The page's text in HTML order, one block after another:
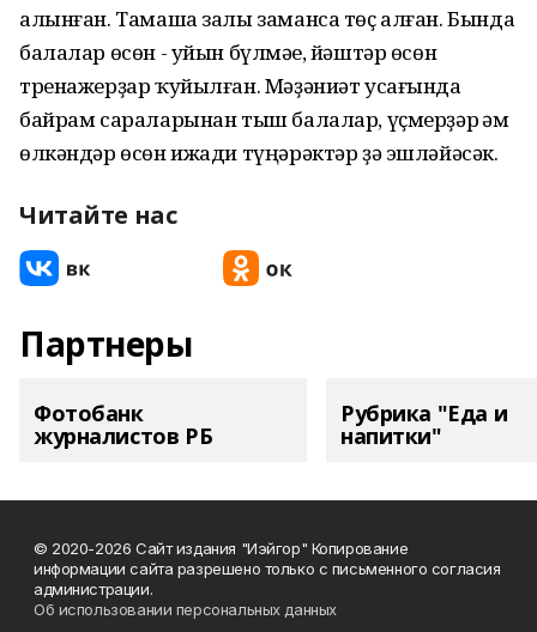
алынған. Тамаша залы заманса төҫ алған. Бында
балалар өсөн - уйын бүлмәһе, йәштәр өсөн
тренажерҙар ҡуйылған. Мәҙәниәт усағында
байрам сараларынан тыш балалар, үҫмерҙәр һәм
өлкәндәр өсөн ижади түңәрәктәр ҙә эшләйәсәк.
Читайте нас
Партнеры
Фотобанк
журналистов РБ
Рубрика "Еда и
напитки"
© 2020-2026 Сайт издания "Иэйгор" Копирование
информации сайта разрешено только с письменного согласия
администрации.
Об использовании персональных данных